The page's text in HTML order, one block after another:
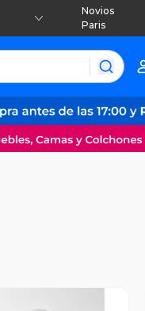
Novios
Paris